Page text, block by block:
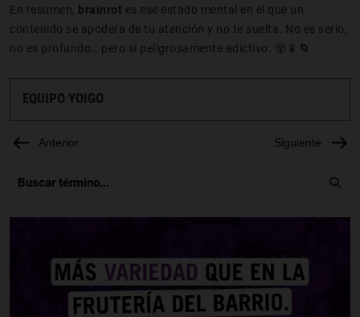
En resumen, brainrot es ese estado mental en el que un
contenido se apodera de tu atención y no te suelta. No es serio,
no es profundo… pero sí peligrosamente adictivo. 😵📱🌀
EQUIPO YOIGO
Anterior Siguiente